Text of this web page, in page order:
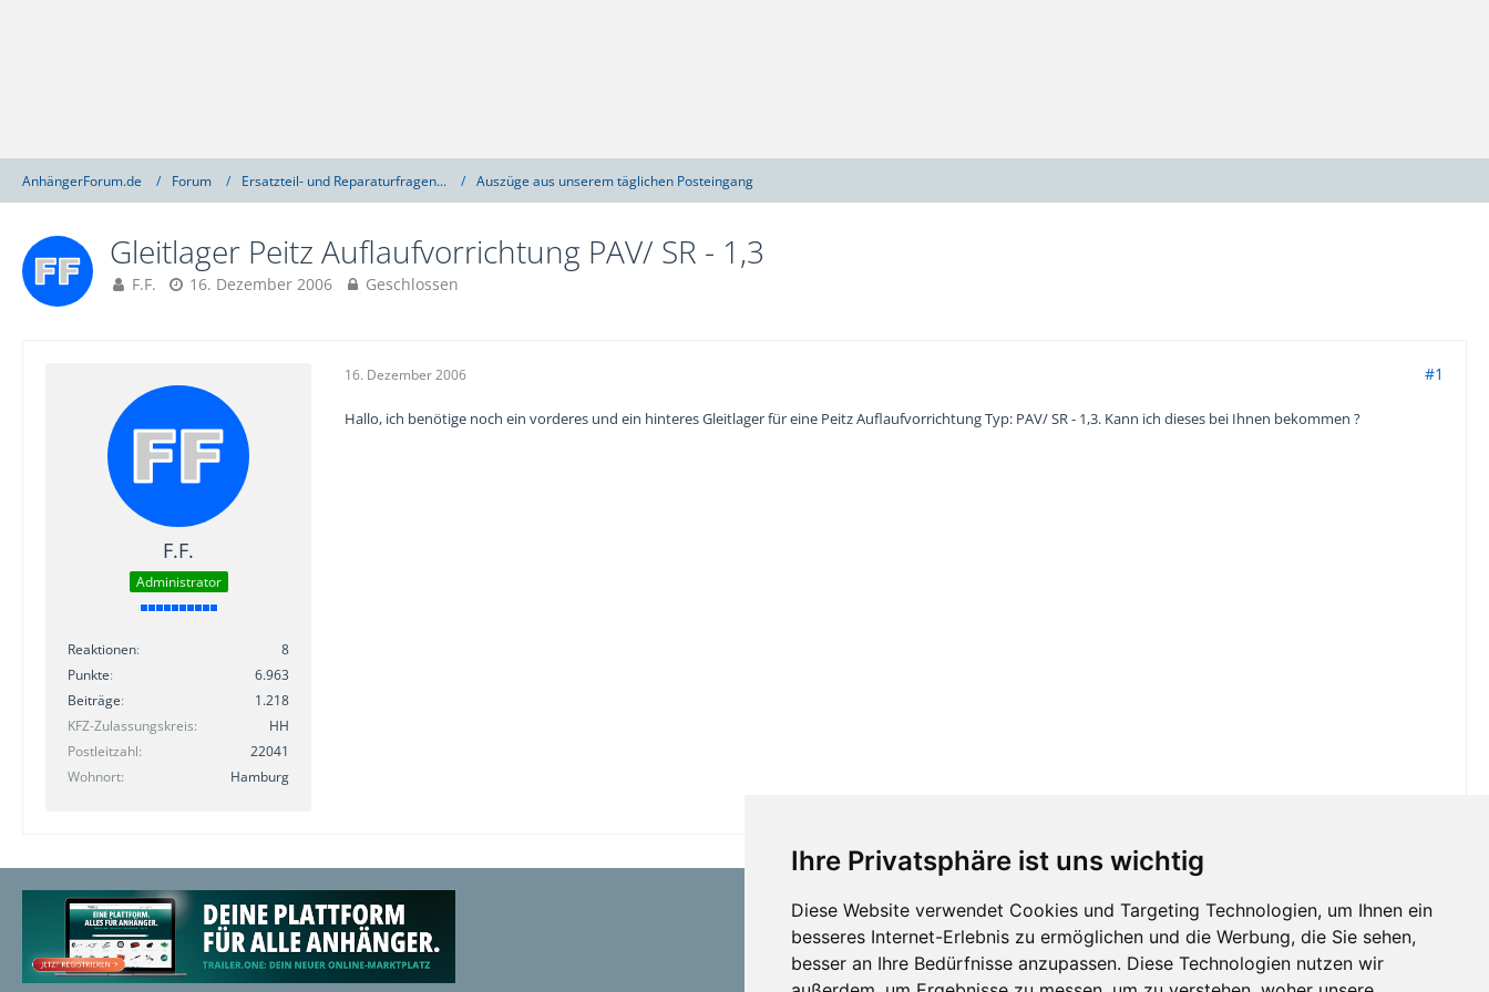
Ihre Privatsphäre ist uns wichtig
Diese Website verwendet Cookies und Targeting Technologien, um Ihnen ein
besseres Internet-Erlebnis zu ermöglichen und die Werbung, die Sie sehen,
besser an Ihre Bedürfnisse anzupassen. Diese Technologien nutzen wir
AnhängerForum.de Forum Ersatzteil- und Reparaturfragen... Auszüge aus unserem täglichen Posteingang
Gleitlager Peitz Auflaufvorrichtung PAV/ SR - 1,3
F.F. 16. Dezember 2006 Geschlossen
F.F.
Administrator
Reaktionen
8
Punkte
6.963
Beiträge
1.218
KFZ-Zulassungskreis
HH
Postleitzahl
22041
Wohnort
Hamburg
16. Dezember 2006 #1
Hallo, ich benötige noch ein vorderes und ein hinteres Gleitlager für eine Peitz Auflaufvorrichtung Typ: PAV/ SR - 1,3. Kann ich dieses bei Ihnen bekommen ?